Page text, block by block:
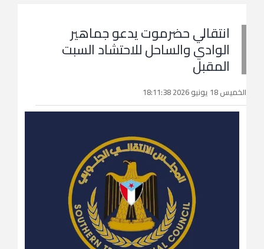
انتقالي حضرموت يدعو جماهير
الوادي والساحل للاحتشاد السبت
المقبل
الخميس 18 يونيو 2026 18:11:38